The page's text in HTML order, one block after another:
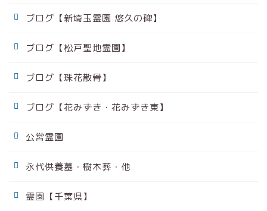
ブログ【新埼玉霊園 悠久の碑】
ブログ【松戸聖地霊園】
ブログ【珠花散骨】
ブログ【花みずき・花みずき東】
公営霊園
永代供養墓・樹木葬・他
霊園【千葉県】